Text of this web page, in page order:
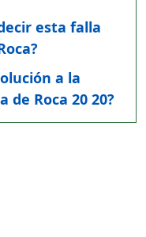
esta falla
a la
de Roca 20 20?